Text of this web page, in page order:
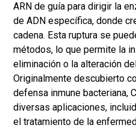
ARN de guía para dirigir la
de ADN específica, donde
cadena. Esta ruptura se
métodos, lo que permite la
eliminación o la alteración
Originalmente descubierto
defensa inmune bacteriana,
diversas aplicaciones,
el tratamiento de la